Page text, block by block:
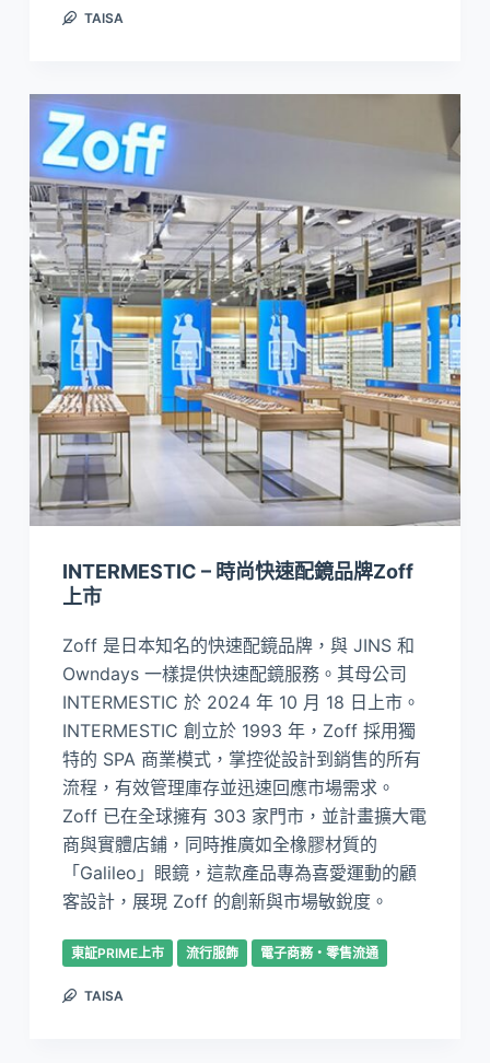
TAISA
INTERMESTIC – 時尚快速配鏡品牌Zoff
上市
Zoff 是日本知名的快速配鏡品牌，與 JINS 和
Owndays 一樣提供快速配鏡服務。其母公司
INTERMESTIC 於 2024 年 10 月 18 日上市。
INTERMESTIC 創立於 1993 年，Zoff 採用獨
特的 SPA 商業模式，掌控從設計到銷售的所有
流程，有效管理庫存並迅速回應市場需求。
Zoff 已在全球擁有 303 家門市，並計畫擴大電
商與實體店鋪，同時推廣如全橡膠材質的
「Galileo」眼鏡，這款產品專為喜愛運動的顧
客設計，展現 Zoff 的創新與市場敏銳度。
東証PRIME上市 流行服飾 電子商務・零售流通
TAISA